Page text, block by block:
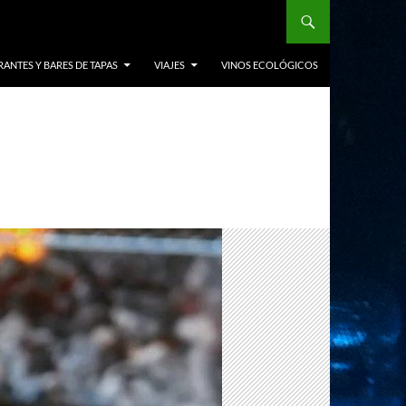
Y BARES DE TAPAS VIAJES VINOS ECOLÓGICOS